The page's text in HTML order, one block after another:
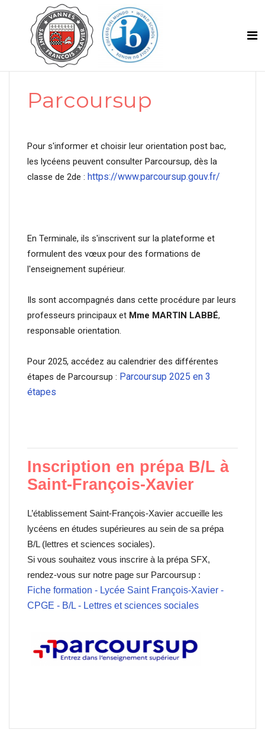
Parcoursup
Pour s'informer et choisir leur orientation post bac,
les lycéens peuvent consulter Parcoursup, dès la
classe de 2de : https://www.parcoursup.gouv.fr/
En Terminale, ils s'inscrivent sur la plateforme et
formulent des vœux pour des formations de
l'enseignement supérieur.
Ils sont accompagnés dans cette procédure par leurs
professeurs principaux et Mme MARTIN LABBÉ,
responsable orientation.
Pour 2025, accédez au calendrier des différentes
étapes de Parcoursup : Parcoursup 2025 en 3
étapes
Inscription en prépa B/L à
Saint-François-Xavier
L’établissement Saint-François-Xavier accueille les
lycéens en études supérieures au sein de sa prépa
B/L (lettres et sciences sociales).
Si vous souhaitez vous inscrire à la prépa SFX,
rendez-vous sur notre page sur Parcoursup :
Fiche formation - Lycée Saint François-Xavier -
CPGE - B/L - Lettres et sciences sociales